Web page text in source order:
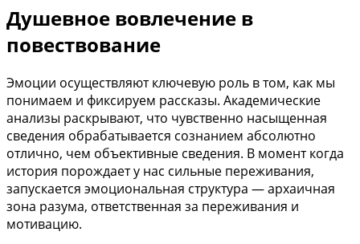
Душевное вовлечение в
повествование
Эмоции осуществляют ключевую роль в том, как мы
понимаем и фиксируем рассказы. Академические
анализы раскрывают, что чувственно насыщенная
сведения обрабатывается сознанием абсолютно
отлично, чем объективные сведения. В момент когда
история порождает у нас сильные переживания,
запускается эмоциональная структура — архаичная
зона разума, ответственная за переживания и
мотивацию.